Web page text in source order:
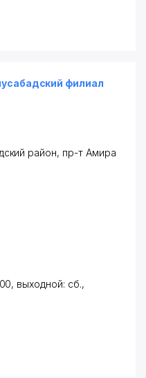
филиал
район, пр-т Амира
выходной: сб.,